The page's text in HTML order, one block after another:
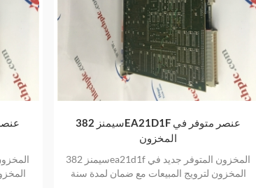
سيمنز 382EA21D1F عنصر متوفر في
المخزون
سيمنز 382ea21d1f المخزون المتوفر جديد في
المخزون لترويج المبيعات مع ضمان لمدة سنة